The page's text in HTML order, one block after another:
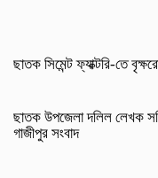
ছাতক সিমেন্ট ফ্যাক্টরি-তে
ছাতক উপজেলা দলিল লেখক
গাজীপুর সংবাদ